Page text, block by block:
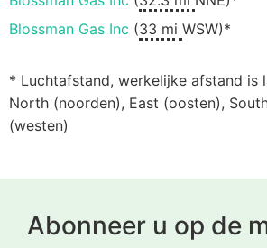
Blossman Gas Inc (33 mi WSW)*
* Luchtafstand, werkelijke afstand is
North (noorden), East (oosten),
(westen)
Abonneer u op de